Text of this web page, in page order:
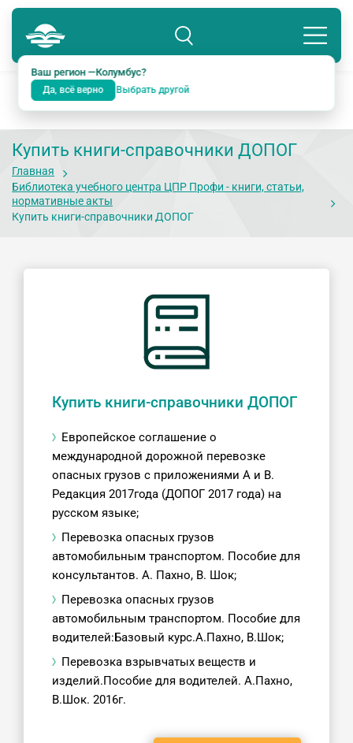
Колумбус
Подразделение: Екатеринбург
Ваш регион —Колумбус?
Да, всё верно Выбрать другой
8 800 234-18-38
Купить книги-справочники ДОПОГ
Главная
Библиотека учебного центра ЦПР Профи - книги, статьи,
нормативные акты
Купить книги-справочники ДОПОГ
Купить книги-справочники ДОПОГ
Европейское соглашение о
международной дорожной перевозке
опасных грузов с приложениями A и B.
Редакция 2017года (ДОПОГ 2017 года) на
русском языке;
Перевозка опасных грузов
автомобильным транспортом. Пособие для
консультантов. А. Пахно, В. Шок;
Перевозка опасных грузов
автомобильным транспортом. Пособие для
водителей:Базовый курс.А.Пахно, В.Шок;
Перевозка взрывчатых веществ и
изделий.Пособие для водителей. А.Пахно,
В.Шок. 2016г.